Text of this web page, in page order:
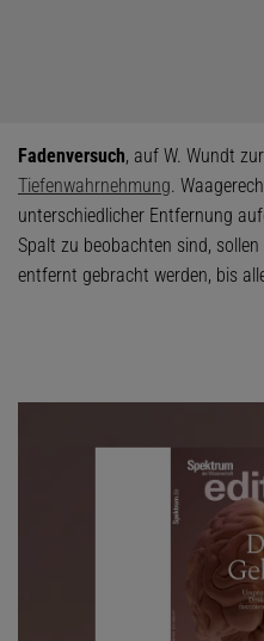
Fadenversuch, auf W. Wundt
Tiefenwahrnehmung.
unterschiedlicher Entfernung
Spalt zu beobachten sind,
entfernt gebracht werden, bis